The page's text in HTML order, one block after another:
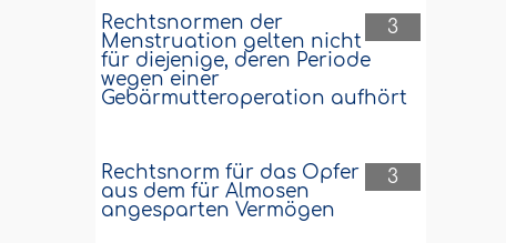
3
Rechtsnormen der
Menstruation gelten nicht
für diejenige, deren Periode
wegen einer
Gebärmutteroperation aufhört
3
Rechtsnorm für das Opfer
aus dem für Almosen
angesparten Vermögen